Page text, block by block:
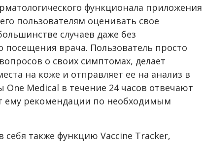
функционала приложения
пользователям оценивать свое
случаев даже без
посещения врача. Пользователь просто
о своих симптомах, делает
на коже и отправляет ее на анализ в
One Medical в течение 24 часов отвечают
ему рекомендации по необходимым
также функцию Vaccine Tracker,